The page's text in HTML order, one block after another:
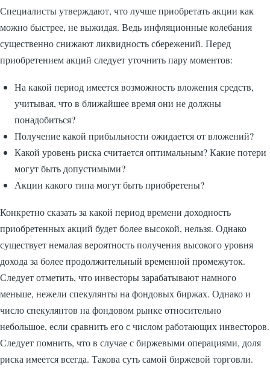
Специалисты утверждают, что лучше приобретать акции как
можно быстрее, не выжидая. Ведь инфляционные колебания
существенно снижают ликвидность сбережений. Перед
приобретением акций следует уточнить пару моментов:
На какой период имеется возможность вложения средств,
учитывая, что в ближайшее время они не должны
понадобиться?
Получение какой прибыльности ожидается от вложений?
Какой уровень риска считается оптимальным? Какие потери
могут быть допустимыми?
Акции какого типа могут быть приобретены?
Конкретно сказать за какой период времени доходность
приобретенных акций будет более высокой, нельзя. Однако
существует немалая вероятность получения высокого уровня
дохода за более продолжительный временной промежуток.
Следует отметить, что инвесторы зарабатывают намного
меньше, нежели спекулянты на фондовых биржах. Однако и
число спекулянтов на фондовом рынке относительно
небольшое, если сравнить его с числом работающих инвесторов.
Следует помнить, что в случае с биржевыми операциями, доля
риска имеется всегда. Такова суть самой биржевой торговли.